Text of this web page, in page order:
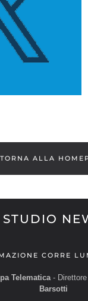
TORNA ALLA
STUDIO
CORRE
Telematica- Direttore
Barsotti